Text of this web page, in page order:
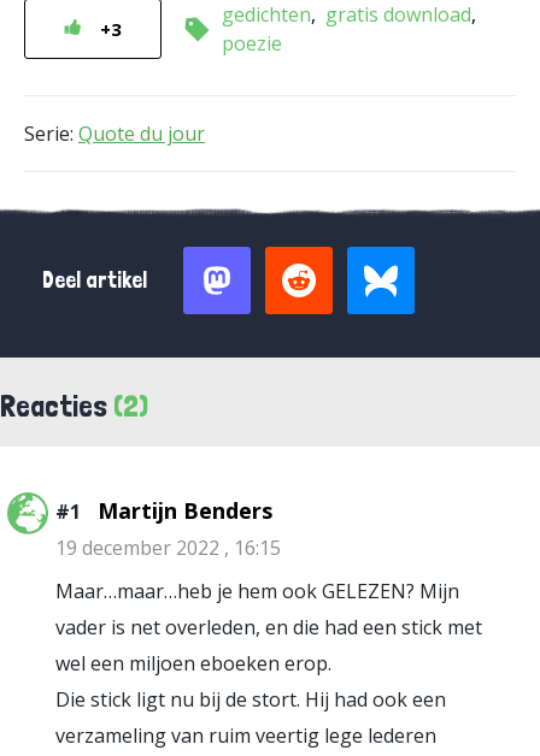
+3
gedichten
gratis download
poezie
Serie: Quote du jour
Deel artikel
Reacties (2)
#1 Martijn Benders
19 december 2022 , 16:15
Maar…maar…heb je hem ook GELEZEN? Mijn
vader is net overleden, en die had een stick met
wel een miljoen eboeken erop.
Die stick ligt nu bij de stort. Hij had ook een
verzameling van ruim veertig lege lederen